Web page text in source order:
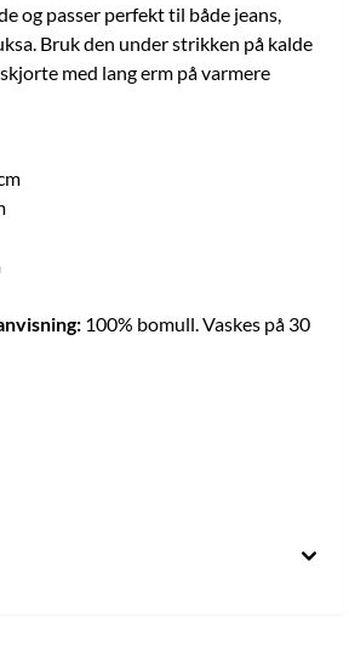
og passer perfekt til både jeans,
Bruk den under strikken på kalde
med lang erm på varmere
100% bomull. Vaskes på 30